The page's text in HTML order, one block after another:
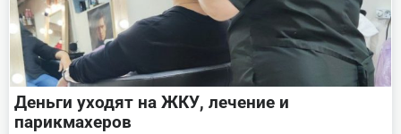
Деньги уходят на ЖКУ, лечение и
парикмахеров